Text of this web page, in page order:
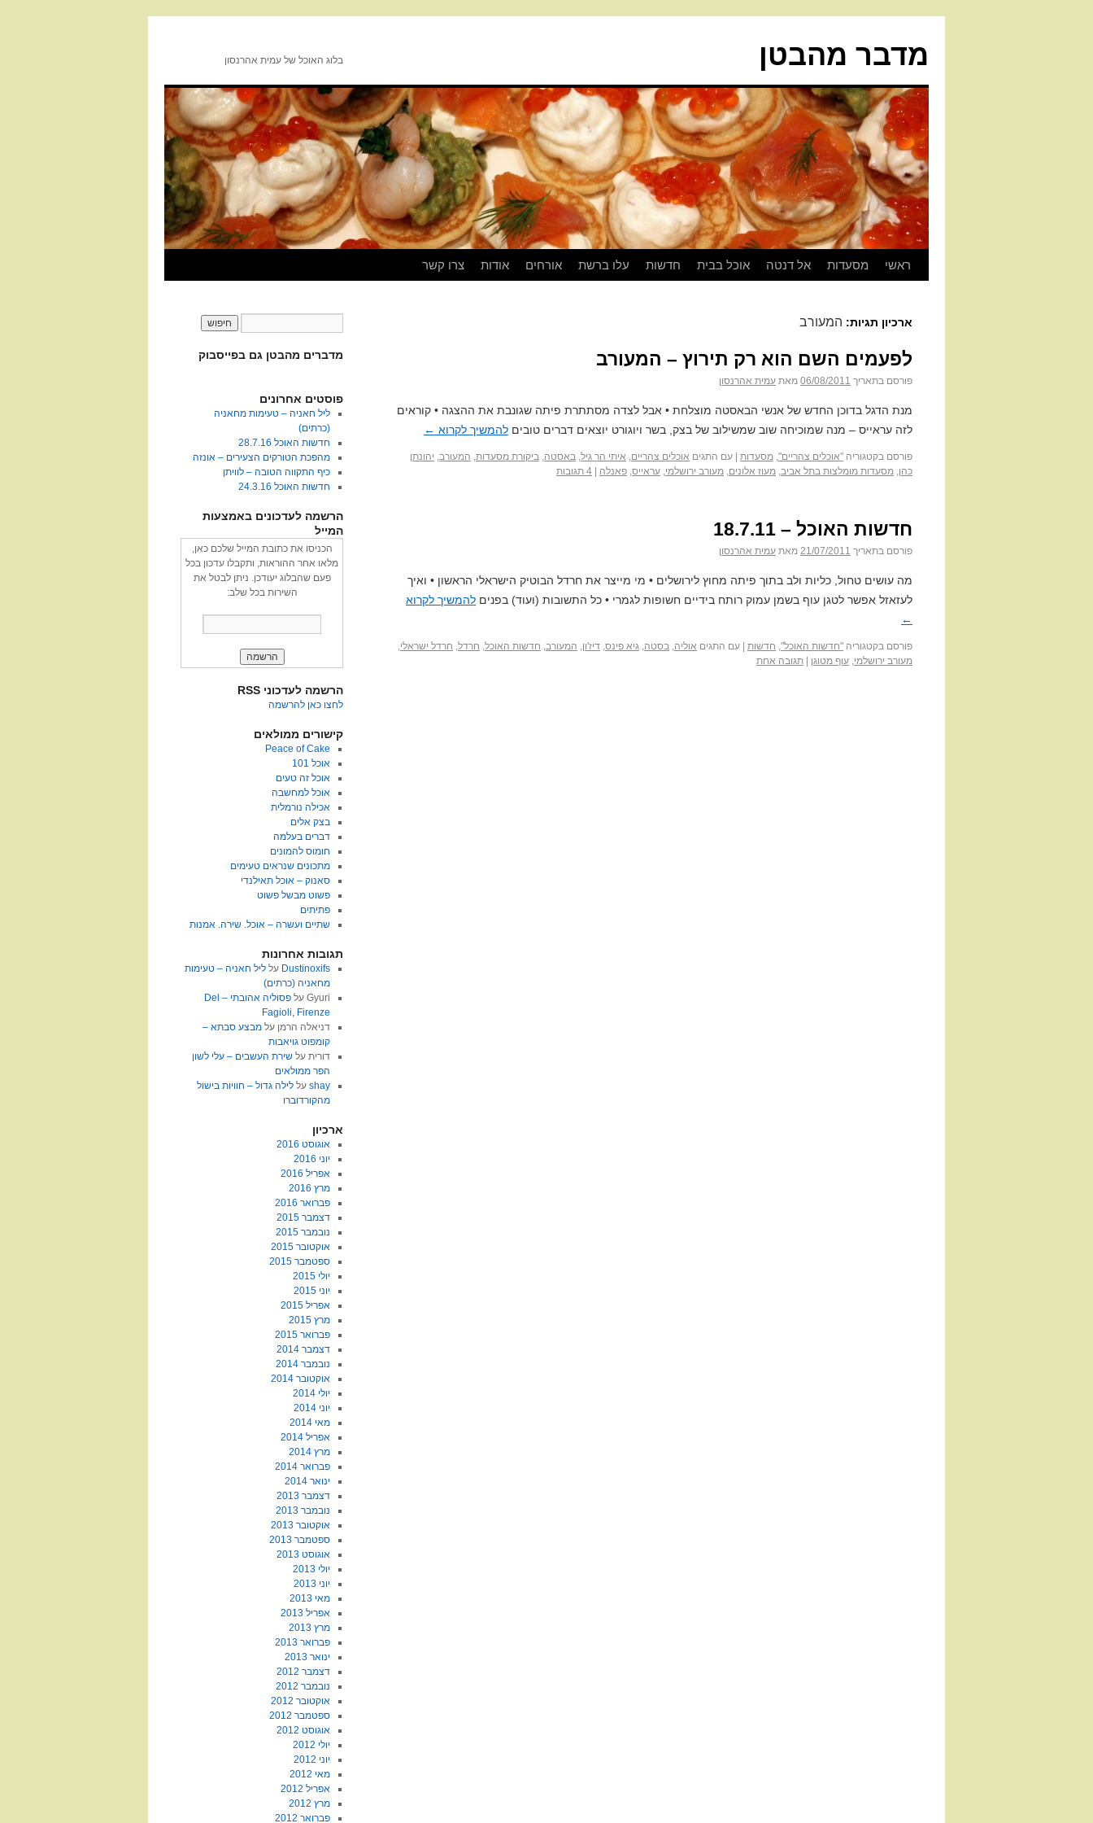
מדבר מהבטן בלוג האוכל של עמית אהרנסון
ראשי מסעדות אל דנטה אוכל בבית חדשות עלו ברשת אורחים אודות צרו קשר
ארכיון תגיות: המעורב
לפעמים השם הוא רק תירוץ – המעורב
פורסם בתאריך 06/08/2011 מאת עמית אהרנסון
מנת הדגל בדוכן החדש של אנשי הבאסטה מוצלחת • אבל לצדה מסתתרת פיתה שגונבת את ההצגה • קוראים
לזה עראייס – מנה שמוכיחה שוב שמשילוב של בצק, בשר ויוגורט יוצאים דברים טובים להמשיך לקרוא ←
פורסם בקטגוריה "אוכלים צהריים", מסעדות עם התגים אוכלים צהריים, איתי הר גיל, באסטה, ביקורת מסעדות, המעורב, יהונתן
כהן, מסעדות מומלצות בתל אביב, מעוז אלונים, מעורב ירושלמי, עראייס, פאנלה 4 תגובות
חדשות האוכל – 18.7.11
פורסם בתאריך 21/07/2011 מאת עמית אהרנסון
מה עושים טחול, כליות ולב בתוך פיתה מחוץ לירושלים • מי מייצר את חרדל הבוטיק הישראלי הראשון • ואיך
לעזאזל אפשר לטגן עוף בשמן עמוק רותח בידיים חשופות לגמרי • כל התשובות (ועוד) בפנים להמשיך לקרוא
←
פורסם בקטגוריה "חדשות האוכל", חדשות עם התגים אוליה, בסטה, גיא פינס, דיז'ון, המעורב, חדשות האוכל, חרדל, חרדל ישראלי,
מעורב ירושלמי, עוף מטוגן תגובה אחת
מדברים מהבטן גם בפייסבוק
פוסטים אחרונים
ליל חאניה – טעימות מחאניה
(כרתים)
חדשות האוכל 28.7.16
מהפכת הטורקים הצעירים – אונזה
כיף התקווה הטובה – לוויתן
חדשות האוכל 24.3.16
הרשמה לעדכונים באמצעות
המייל
הכניסו את כתובת המייל שלכם כאן,
מלאו אחר ההוראות, ותקבלו עדכון בכל
פעם שהבלוג יעודכן. ניתן לבטל את
השירות בכל שלב:
הרשמה לעדכוני RSS
לחצו כאן להרשמה
קישורים ממולאים
Peace of Cake
אוכל 101
אוכל זה טעים
אוכל למחשבה
אכילה נורמלית
בצק אלים
דברים בעלמה
חומוס להמונים
מתכונים שנראים טעימים
סאנוק – אוכל תאילנדי
פשוט מבשל פשוט
פתיתים
שתיים ועשרה – אוכל. שירה. אמנות
תגובות אחרונות
Dustinoxifs על ליל חאניה – טעימות
מחאניה (כרתים)
Gyuriעל
פסוליה אהובתי – Del
Fagioli, Firenze
דניאלה הרמן על מבצע סבתא –
קומפוט גויאבות
דוריתעל שירת העשבים – עלי לשון
הפר ממולאים
shayעל לילה גדול – חוויות בישול
מהקורדוברו
ארכיון
אוגוסט 2016
יוני 2016
אפריל 2016
מרץ 2016
פברואר 2016
דצמבר 2015
נובמבר 2015
אוקטובר 2015
ספטמבר 2015
יולי 2015
יוני 2015
אפריל 2015
מרץ 2015
פברואר 2015
דצמבר 2014
נובמבר 2014
אוקטובר 2014
יולי 2014
יוני 2014
מאי 2014
אפריל 2014
מרץ 2014
פברואר 2014
ינואר 2014
דצמבר 2013
נובמבר 2013
אוקטובר 2013
ספטמבר 2013
אוגוסט 2013
יולי 2013
יוני 2013
מאי 2013
אפריל 2013
מרץ 2013
פברואר 2013
ינואר 2013
דצמבר 2012
נובמבר 2012
אוקטובר 2012
ספטמבר 2012
אוגוסט 2012
יולי 2012
יוני 2012
מאי 2012
אפריל 2012
מרץ 2012
פברואר 2012